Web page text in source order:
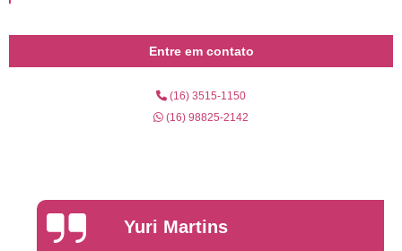
Entre em contato
(16) 3515-1150
(16) 98825-2142
Yuri Martins